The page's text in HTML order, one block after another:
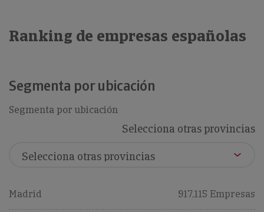
Ranking de empresas españolas
Segmenta por ubicación
Segmenta por ubicación
Selecciona otras provincias
Madrid 917,115 Empresas